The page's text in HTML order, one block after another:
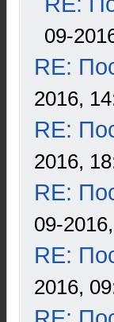
09-
RE:
2016,
RE:
2016,
RE:
09-
RE:
2016,